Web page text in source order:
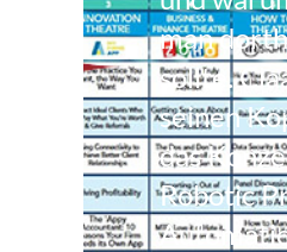
man
sollte.
seinen
das
Robotic